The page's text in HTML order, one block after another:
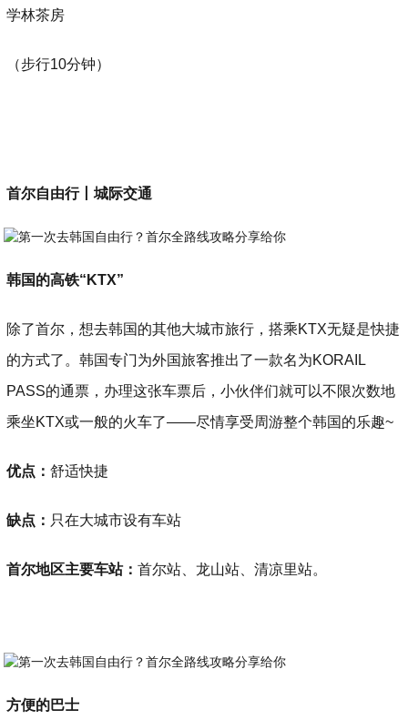
学林茶房
（步行10分钟）
首尔自由行丨城际交通
韩国的高铁“KTX”
除了首尔，想去韩国的其他大城市旅行，搭乘KTX无疑是快捷
的方式了。韩国专门为外国旅客推出了一款名为KORAIL
PASS的通票，办理这张车票后，小伙伴们就可以不限次数地
乘坐KTX或一般的火车了——尽情享受周游整个韩国的乐趣~
优点：舒适快捷
缺点： 只在大城市设有车站
首尔地区主要车站：首尔站、龙山站、清凉里站。
方便的巴士